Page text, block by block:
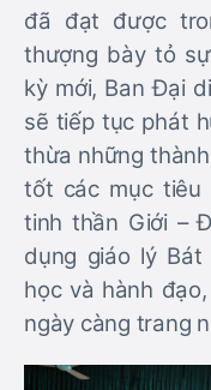
đã đạt được
thượng bày tỏ
kỳ mới, Ban Đại
sẽ tiếp tục phát
thừa những
tốt các mục tiêu
tinh thần Giới –
dụng giáo lý
học và hành
ngày càng trang